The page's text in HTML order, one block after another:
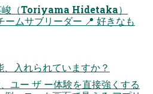
峻（Toriyama Hidetaka）
ムサブリーダー 📍 好きなも
入れられていますか？
ユー ザ ー体験を直接強くする